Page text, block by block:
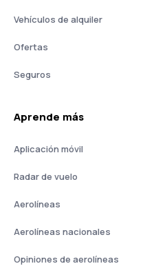
Vehículos de alquiler
Ofertas
Seguros
Aprende más
Aplicación móvil
Radar de vuelo
Aerolíneas
Aerolíneas nacionales
Opiniones de aerolíneas